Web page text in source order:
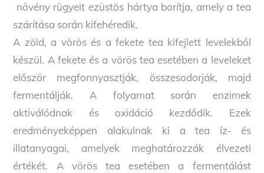
növény rügyeit ezüstös hártya borítja, amely a tea
szárítása során kifehéredik.
A zöld, a vörös és a fekete tea kifejlett levelekből
készül. A fekete és a vörös tea esetében a leveleket
először megfonnyasztják, összesodorják, majd
fermentálják. A folyamat során enzimek
aktiválódnak és oxidáció kezdődik. Ezek
eredményeképpen alakulnak ki a tea íz- és
illatanyagai, amelyek meghatározzák élvezeti
értékét. A vörös tea esetében a fermentálást